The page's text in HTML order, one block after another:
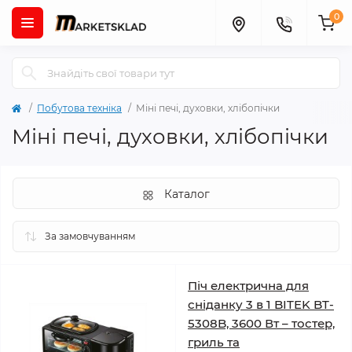
0
Побутова техніка Міні печі, духовки, хлібопічки
Міні печі, духовки, хлібопічки
Каталог
Піч електрична для
сніданку 3 в 1 BITEK BT-
5308B, 3600 Вт – тостер,
гриль та